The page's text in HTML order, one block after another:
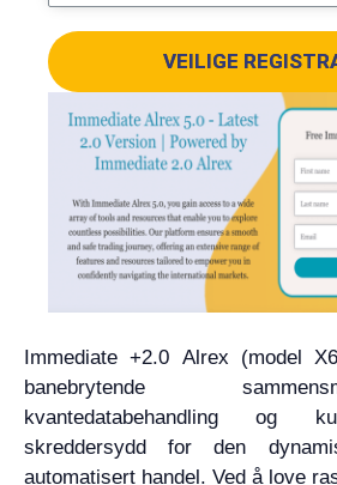
VEILIGE
Immediate +2.0 Alrex (model
banebrytende
kvantedatabehandling og
skreddersydd for den
automatisert handel. Ved å love